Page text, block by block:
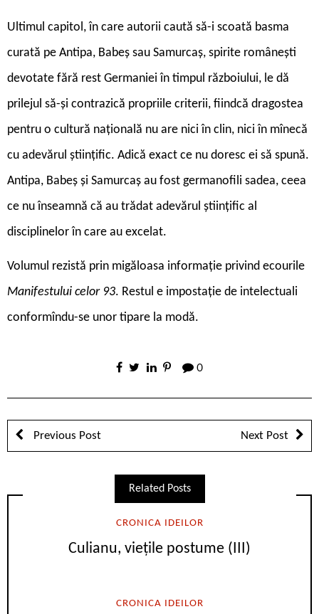
Ultimul capitol, în care autorii caută să-i scoată basma
curată pe Antipa, Babeș sau Samurcaș, spirite românești
devotate fără rest Germaniei în timpul războiului, le dă
prilejul să-și contrazică propriile criterii, fiindcă dragostea
pentru o cultură națională nu are nici în clin, nici în mînecă
cu adevărul științific. Adică exact ce nu doresc ei să spună.
Antipa, Babeș și Samurcaș au fost germanofili sadea, ceea
ce nu înseamnă că au trădat adevărul științific al
disciplinelor în care au excelat.
Volumul rezistă prin migăloasa informație privind ecourile
Manifestului celor 93. Restul e impostație de intelectuali
conformîndu-se unor tipare la modă.
0
Previous Post Next Post
Related Posts
CRONICA IDEILOR
Culianu, viețile postume (III)
CRONICA IDEILOR